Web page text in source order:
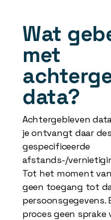
Wat
met
data?
Achtergebleven
je ontvangt daar
gespecificeerde
afstands-/
Tot het moment
geen toegang tot
persoonsgegevens.
proces geen sprake